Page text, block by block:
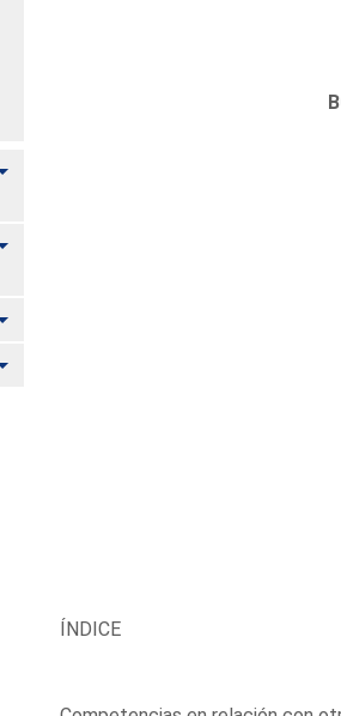
Alternar
Alternar
Alternar
Alternar
ÍNDICE